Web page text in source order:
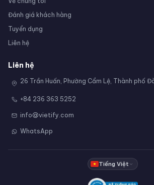
Đánh giá khách hàng
Tuyển dụng
Liên hệ
Liên hệ
26 Trần Huấn, Phường Cẩm Lệ, Thành phố
+84 236 363 5252
info@vietify.com
WhatsApp
Tiếng Việt